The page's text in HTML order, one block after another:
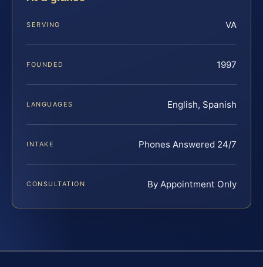
SERVING VA
FOUNDED 1997
LANGUAGES English, Spanish
INTAKE Phones Answered 24/7
CONSULTATION By Appointment Only